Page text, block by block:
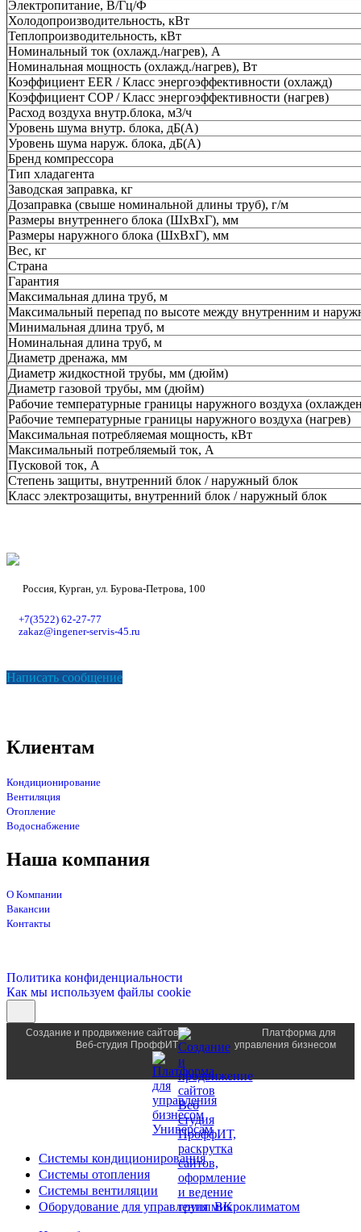
Электропитание, В/Гц/Ф
Холодопроизводительность, кВт
Теплопроизводительность, кВт
Номинальный ток (охлажд./нагрев), А
Номинальная мощность (охлажд./нагрев), Вт
Коэффициент EER / Класс энергоэффективности (охлажд)
Коэффициент COP / Класс энергоэффективности (нагрев)
Расход воздуха внутр.блока, м3/ч
Уровень шума внутр. блока, дБ(А)
Уровень шума наруж. блока, дБ(А)
Бренд компрессора
Тип хладагента
Заводская заправка, кг
Дозаправка (свыше номинальной длины труб), г/м
Размеры внутреннего блока (ШхВхГ), мм
Размеры наружного блока (ШхВхГ), мм
Вес, кг
Страна
Гарантия
Максимальная длина труб, м
Максимальный перепад по высоте между внутренним и
Минимальная длина труб, м
Номинальная длина труб, м
Диаметр дренажа, мм
Диаметр жидкостной трубы, мм (дюйм)
Диаметр газовой трубы, мм (дюйм)
Рабочие температурные границы наружного воздуха
Рабочие температурные границы наружного воздуха (нагрев)
Максимальная потребляемая мощность, кВт
Максимальный потребляемый ток, А
Пусковой ток, А
Степень защиты, внутренний блок / наружный блок
Класс электрозащиты, внутренний блок / наружный блок
Россия, Курган, ул. Бурова-Петрова, 100
+7(3522) 62-27-77
zakaz@ingener-servis-45.ru
Написать сообщение
Клиентам
Кондиционирование
Вентиляция
Отопление
Водоснабжение
Наша компания
О Компании
Вакансии
Контакты
Политика конфиденциальности
Как мы используем файлы cookie
Создание и продвижение сайтов
Веб-студия ПроффИТ
Платформа для
управления бизнесом
Системы кондиционирования
Системы отопления
Системы вентиляции
Оборудование для управления микроклиматом